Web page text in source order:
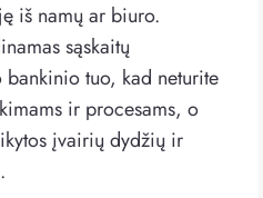
iš namų ar biuro.
sąskaitų
tuo, kad neturite
ir procesams, o
įvairių dydžių ir